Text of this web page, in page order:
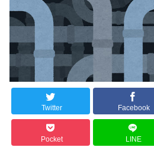
Twitter Facebook
Pocket LINE